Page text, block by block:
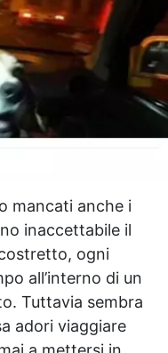
mancati anche i
inaccettabile il
ogni
all’interno di un
Tuttavia sembra
adori viaggiare